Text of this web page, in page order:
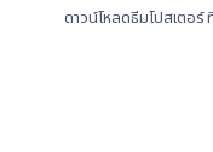
ดาวน์โหลดธีมโปสเตอร์